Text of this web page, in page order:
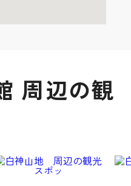
周辺の観